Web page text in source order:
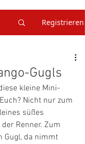
Registrieren
Gugls
kleine Mini-
Nicht nur zum
süßes
Renner. Zum
Gugl, da nimmt